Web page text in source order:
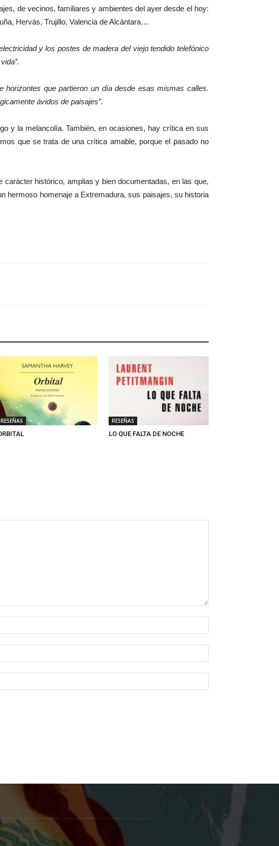
de vecinos, familiares y ambientes del ayer desde el hoy:
Hervás, Trujillo, Valencia de Alcántara…
y los postes de madera del viejo tendido telefónico
horizontes que partieron un día desde esas mismas calles.
ávidos de paisajes”.
y la melancolía. También, en ocasiones, hay crítica en sus
que se trata de una crítica amable, porque el pasado no
carácter histórico, amplias y bien documentadas, en las que,
hermoso homenaje a Extremadura, sus paisajes, su historia
RESEÑAS RESEÑAS
LO QUE FALTA DE NOCHE